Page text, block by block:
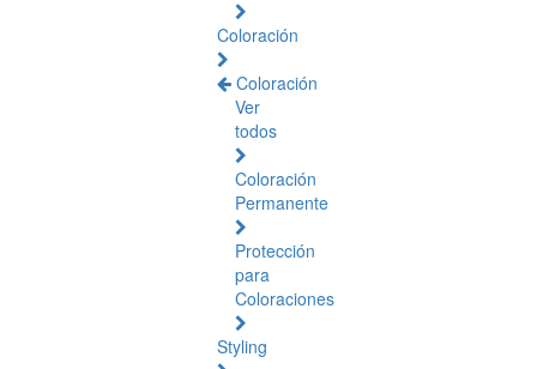
Coloración
Coloración
Ver
todos
Coloración
Permanente
Protección
para
Coloraciones
Styling